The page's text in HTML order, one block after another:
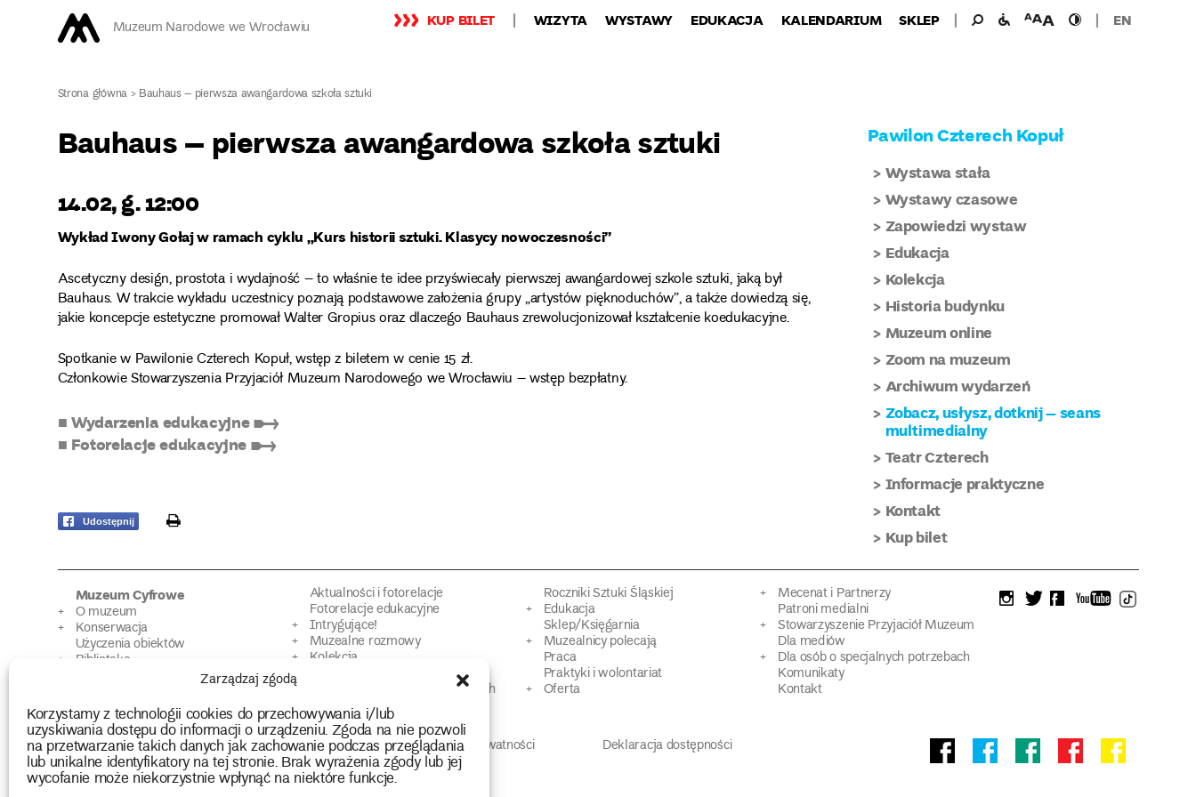
Zarządzaj zgodą
Korzystamy z technologii cookies do przechowywania i/lub
uzyskiwania dostępu do informacji o urządzeniu. Zgoda na nie pozwoli
na przetwarzanie takich danych jak zachowanie podczas przeglądania
lub unikalne identyfikatory na tej stronie. Brak wyrażenia zgody lub jej
wycofanie może niekorzystnie wpłynąć na niektóre funkcje.
Muzeum Narodowe we Wrocławiu KUP BILET WIZYTA WYSTAWY EDUKACJA KALENDARIUM SKLEP Wyszukaj
Wyszukiwanie
dla:
udogodnieniawielkość
czcionki
wysoki
kontrast
EN
Strona główna>Bauhaus – pierwsza awangardowa szkoła sztuki
Bauhaus – pierwsza awangardowa szkoła sztuki
14.02, g. 12:00
Wykład Iwony Gołaj w ramach cyklu „Kurs historii sztuki. Klasycy nowoczesności”
Ascetyczny design, prostota i wydajność – to właśnie te idee przyświecały pierwszej awangardowej szkole sztuki, jaką był
Bauhaus. W trakcie wykładu uczestnicy poznają podstawowe założenia grupy „artystów pięknoduchów”, a także dowiedzą się,
jakie koncepcje estetyczne promował Walter Gropius oraz dlaczego Bauhaus zrewolucjonizował kształcenie koedukacyjne.
Spotkanie w Pawilonie Czterech Kopuł, wstęp z biletem w cenie 15 zł.
Członkowie Stowarzyszenia Przyjaciół Muzeum Narodowego we Wrocławiu – wstęp bezpłatny.
■ Wydarzenia edukacyjne ➸
■ Fotorelacje edukacyjne ➸
Udostępnij print
Pawilon Czterech Kopuł
Wystawa stała
Wystawy czasowe
Zapowiedzi wystaw
Edukacja
Kolekcja
Historia budynku
Muzeum online
Zoom na muzeum
Archiwum wydarzeń
Zobacz, usłysz, dotknij – seans
multimedialny
Teatr Czterech
Informacje praktyczne
Kontakt
Kup bilet
Muzeum Cyfrowe
O muzeum
Konserwacja
Użyczenia obiektów
Biblioteka
Aktualności i fotorelacje
Fotorelacje edukacyjne
Intrygujące!
Muzealne rozmowy
Kolekcja
Europejskie Dni Dziedzictwa
Programy badań strat wojennych
Roczniki Sztuki Śląskiej
Edukacja
Sklep/Księgarnia
Muzealnicy polecają
Praca
Praktyki i wolontariat
Oferta
Mecenat i Partnerzy
Patroni medialni
Stowarzyszenie Przyjaciół Muzeum
Dla mediów
Dla osób o specjalnych potrzebach
Komunikaty
Kontakt
instagram
twitterfacebookyoutube
tiktok
2026 Copyright by Muzeum Narodowe we Wrocławiu Polityka prywatności Deklaracja dostępności Facebook
Muzeum
facebook
Pawilonu
facebook
Muzeum
Facebook
Panoramy
facebook
Stowarzyszenie
Projekty